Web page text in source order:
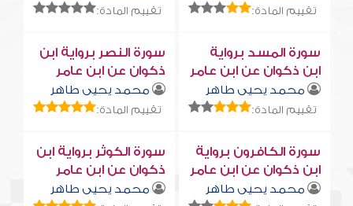
تقييم المادة: تقييم المادة:
سورة المسد برواية
ابن ذكوان عن ابن عامر
محمد يحيى طاهر
تقييم المادة:
سورة النصر برواية ابن
ذكوان عن ابن عامر
محمد يحيى طاهر
تقييم المادة:
سورة الكافرون برواية
ابن ذكوان عن ابن عامر
محمد يحيى طاهر
سورة الكوثر برواية ابن
ذكوان عن ابن عامر
محمد يحيى طاهر